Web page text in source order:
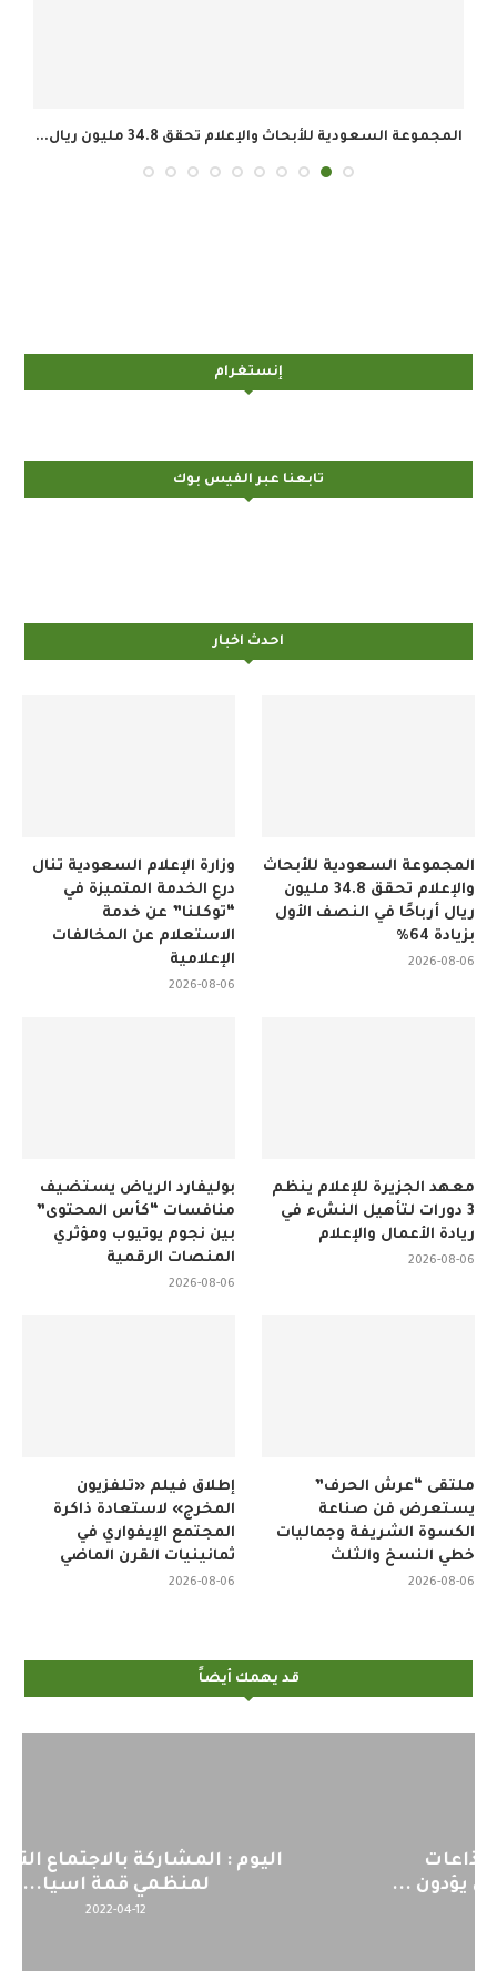
المجموعة السعودية للأبحاث والإعلام تحقق 34.8 مليون ريال...
إنستغرام
تابعنا عبر الفيس بوك
احدث اخبار
وزارة الإعلام السعودية تنال
درع الخدمة المتميزة في
“توكلنا” عن خدمة
الاستعلام عن المخالفات
الإعلامية
2026-08-06
المجموعة السعودية للأبحاث
والإعلام تحقق 34.8 مليون
ريال أرباحًا في النصف الأول
بزيادة 64%
2026-08-06
بوليفارد الرياض يستضيف
منافسات “كأس المحتوى”
بين نجوم يوتيوب ومؤثري
المنصات الرقمية
2026-08-06
معهد الجزيرة للإعلام ينظم
3 دورات لتأهيل النشء في
ريادة الأعمال والإعلام
2026-08-06
إطلاق فيلم «تلفزيون
المخرج» لاستعادة ذاكرة
المجتمع الإيفواري في
ثمانينيات القرن الماضي
2026-08-06
ملتقى “عرش الحرف”
يستعرض فن صناعة
الكسوة الشريفة وجماليات
خطي النسخ والثلث
2026-08-06
قد يهمك أيضاً
اليوم : المشاركة بالاجتماع التحضيري
لمنظمي قمة اسيا...